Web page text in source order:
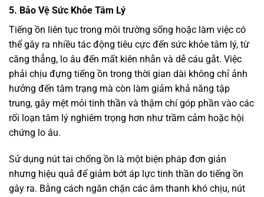
5. Bảo Vệ Sức Khỏe Tâm Lý
Tiếng ồn liên tục trong môi trường sống hoặc làm việc có
thể gây ra nhiều tác động tiêu cực đến sức khỏe tâm lý, từ
căng thẳng, lo âu đến mất kiên nhẫn và dễ cáu gắt. Việc
phải chịu đựng tiếng ồn trong thời gian dài không chỉ ảnh
hưởng đến tâm trạng mà còn làm giảm khả năng tập
trung, gây mệt mỏi tinh thần và thậm chí góp phần vào các
rối loạn tâm lý nghiêm trọng hơn như trầm cảm hoặc hội
chứng lo âu.
Sử dụng nút tai chống ồn là một biện pháp đơn giản
nhưng hiệu quả để giảm bớt áp lực tinh thần do tiếng ồn
gây ra. Bằng cách ngăn chặn các âm thanh khó chịu, nút